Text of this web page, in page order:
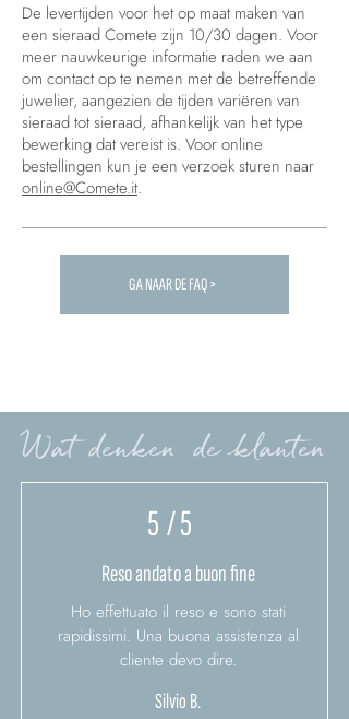
De levertijden voor het op maat maken van
een sieraad Comete zijn 10/30 dagen. Voor
meer nauwkeurige informatie raden we aan
om contact op te nemen met de betreffende
juwelier, aangezien de tijden variëren van
sieraad tot sieraad, afhankelijk van het type
bewerking dat vereist is. Voor online
bestellingen kun je een verzoek sturen naar
online@Comete.it.
Carica altre FAQ...
GA NAAR DE FAQ >
Wat denken de klanten
5/ 5
Reso andato a buon fine
Ho effettuato il reso e sono stati
rapidissimi. Una buona assistenza al
cliente devo dire.
Silvio B.